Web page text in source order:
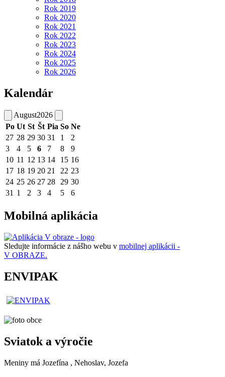
Rok 2019
Rok 2020
Rok 2021
Rok 2022
Rok 2023
Rok 2024
Rok 2025
Rok 2026
Kalendár
August2026
Po Ut St Št Pia So Ne
27 28 29 30 31 1
2
3
4 5 6 7 8
9
10 11 12 13 14 15 16
17 18 19 20 21 22 23
24 25 26 27 28 29 30
31 1 2 3 4 5 6
Mobilná aplikácia
Sledujte informácie z nášho webu v mobilnej aplikácii -
V OBRAZE.
ENVIPAK
Sviatok a výročie
Meniny má Jozefína , Nehoslav, Jozefa